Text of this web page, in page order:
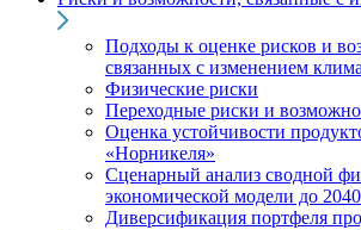
Подходы к оценке рисков и
связанных с изменением
Физические риски
Переходные риски и
Оценка устойчивости
«Норникеля»
Сценарный анализ сводной
экономической модели до
Диверсификация портфеля